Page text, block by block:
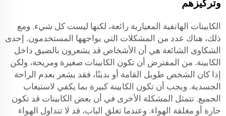
وتركيزهم
الكابينات الهاتفية المعيارية رائعة، لكنها ليست كل شيء. ومع
ذلك، هناك عدد من المشكلات التي يواجهها المستخدمون. إحدى
الشكاوى الشائعة هي أن الأشخاص قد يشعرون بالضيق داخل
الكابينة. من المفترض أن تكون الكابينات صغيرة ومريحة، ولكن
إذا كان الشخص طويل القامة أو بدينًا، فقد يشعر بعدم الراحة
الجسدية. ويجب أن تكون الكابينة كبيرة بما يكفي لاستيعاب
الجميع. تتمثل المشكلة الأخرى في أن بعض الكابينات قد تكون
حارة أو مغلقة الهواء. وعندما تغلق الباب، قد لا تتداول الهواء